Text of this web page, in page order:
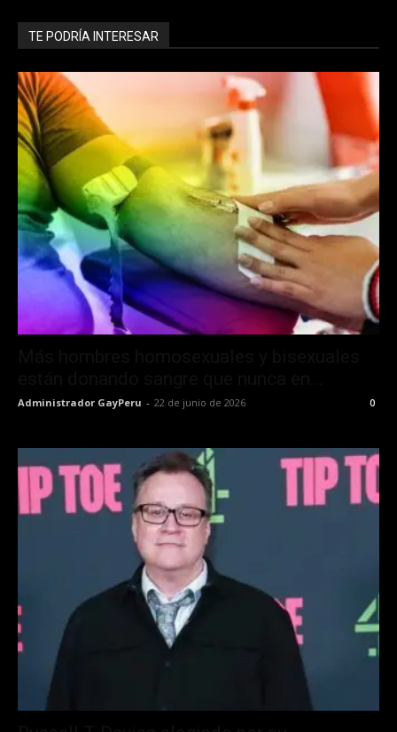
TE PODRÍA INTERESAR
Administrador GayPeru - 22 de junio de 2026 0